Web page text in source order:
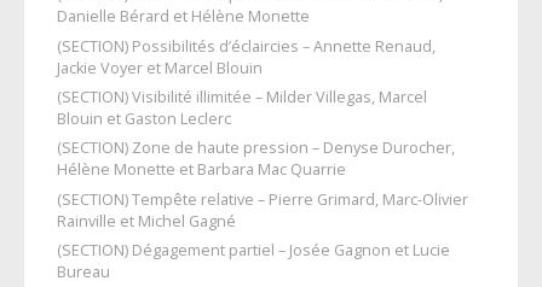
Danielle Bérard et Hélène Monette
(SECTION) Possibilités d’éclaircies – Annette Renaud,
Jackie Voyer et Marcel Blouin
(SECTION) Visibilité illimitée – Milder Villegas, Marcel
Blouin et Gaston Leclerc
(SECTION) Zone de haute pression – Denyse Durocher,
Hélène Monette et Barbara Mac Quarrie
(SECTION) Tempête relative – Pierre Grimard, Marc-Olivier
Rainville et Michel Gagné
(SECTION) Dégagement partiel – Josée Gagnon et Lucie
Bureau